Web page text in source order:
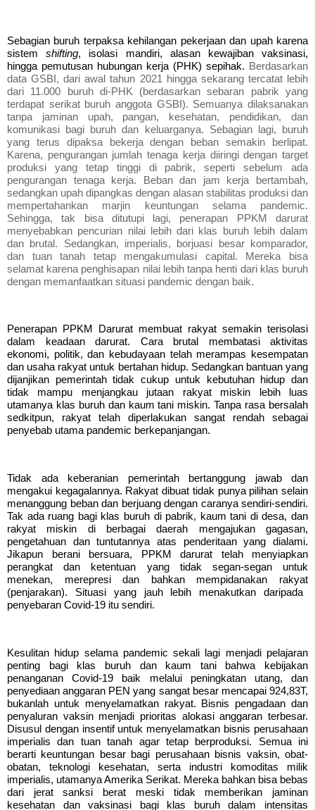
Sebagian buruh terpaksa kehilangan pekerjaan dan upah karena
sistemshifting, isolasi mandiri, alasan kewajiban vaksinasi,
hingga pemutusan hubungan kerja (PHK) sepihak. Berdasarkan
data GSBI, dari awal tahun 2021 hingga sekarang tercatat lebih
dari 11.000 buruh di-PHK (berdasarkan sebaran pabrik yang
terdapat serikat buruh anggota GSBI). Semuanya dilaksanakan
tanpa jaminan upah, pangan, kesehatan, pendidikan, dan
komunikasi bagi buruh dan keluarganya. Sebagian lagi, buruh
yang terus dipaksa bekerja dengan beban semakin berlipat.
Karena, pengurangan jumlah tenaga kerja diiringi dengan target
produksi yang tetap tinggi di pabrik, seperti sebelum ada
pengurangan tenaga kerja. Beban dan jam kerja bertambah,
sedangkan upah dipangkas dengan alasan stabilitas produksi dan
mempertahankan marjin keuntungan selama pandemic.
Sehingga, tak bisa ditutupi lagi, penerapan PPKM darurat
menyebabkan pencurian nilai lebih dari klas buruh lebih dalam
dan brutal. Sedangkan, imperialis, borjuasi besar komparador,
dan tuan tanah tetap mengakumulasi capital. Mereka bisa
selamat karena penghisapan nilai lebih tanpa henti dari klas buruh
dengan memanfaatkan situasi pandemic dengan baik.
Penerapan PPKM Darurat membuat rakyat semakin terisolasi
dalam keadaan darurat. Cara brutal membatasi aktivitas
ekonomi, politik, dan kebudayaan telah merampas kesempatan
dan usaha rakyat untuk bertahan hidup. Sedangkan bantuan yang
dijanjikan pemerintah tidak cukup untuk kebutuhan hidup dan
tidak mampu menjangkau jutaan rakyat miskin lebih luas
utamanya klas buruh dan kaum tani miskin. Tanpa rasa bersalah
sedkitpun, rakyat telah diperlakukan sangat rendah sebagai
penyebab utama pandemic berkepanjangan.
Tidak ada keberanian pemerintah bertanggung jawab dan
mengakui kegagalannya. Rakyat dibuat tidak punya pilihan selain
menanggung beban dan berjuang dengan caranya sendiri-sendiri.
Tak ada ruang bagi klas buruh di pabrik, kaum tani di desa, dan
rakyat miskin di berbagai daerah mengajukan gagasan,
pengetahuan dan tuntutannya atas penderitaan yang dialami.
Jikapun berani bersuara, PPKM darurat telah menyiapkan
perangkat dan ketentuan yang tidak segan-segan untuk
menekan, merepresi dan bahkan mempidanakan rakyat
(penjarakan). Situasi yang jauh lebih menakutkan daripada
penyebaran Covid-19 itu sendiri.
Kesulitan hidup selama pandemic sekali lagi menjadi pelajaran
penting bagi klas buruh dan kaum tani bahwa kebijakan
penanganan Covid-19 baik melalui peningkatan utang, dan
penyediaan anggaran PEN yang sangat besar mencapai 924,83T,
bukanlah untuk menyelamatkan rakyat. Bisnis pengadaan dan
penyaluran vaksin menjadi prioritas alokasi anggaran terbesar.
Disusul dengan insentif untuk menyelamatkan bisnis perusahaan
imperialis dan tuan tanah agar tetap berproduksi. Semua ini
berarti keuntungan besar bagi perusahaan bisnis vaksin, obat-
obatan, teknologi kesehatan, serta industri komoditas milik
imperialis, utamanya Amerika Serikat. Mereka bahkan bisa bebas
dari jerat sanksi berat meski tidak memberikan jaminan
kesehatan dan vaksinasi bagi klas buruh dalam intensitas